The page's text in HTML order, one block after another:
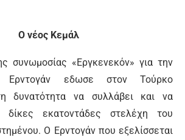
O νέος Κεμάλ
συνωμοσίας «Εργκενεκόν» για την
Ερντογάν εδωσε στον Τούρκο
δυνατότητα να συλλάβει και να
δίκες εκατοντάδες στελέχη του
Ο Ερντογάν που εξελίσσεται